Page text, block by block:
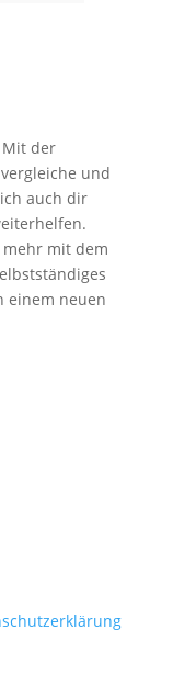
Mit der
und
auch dir
mit dem
einem neuen